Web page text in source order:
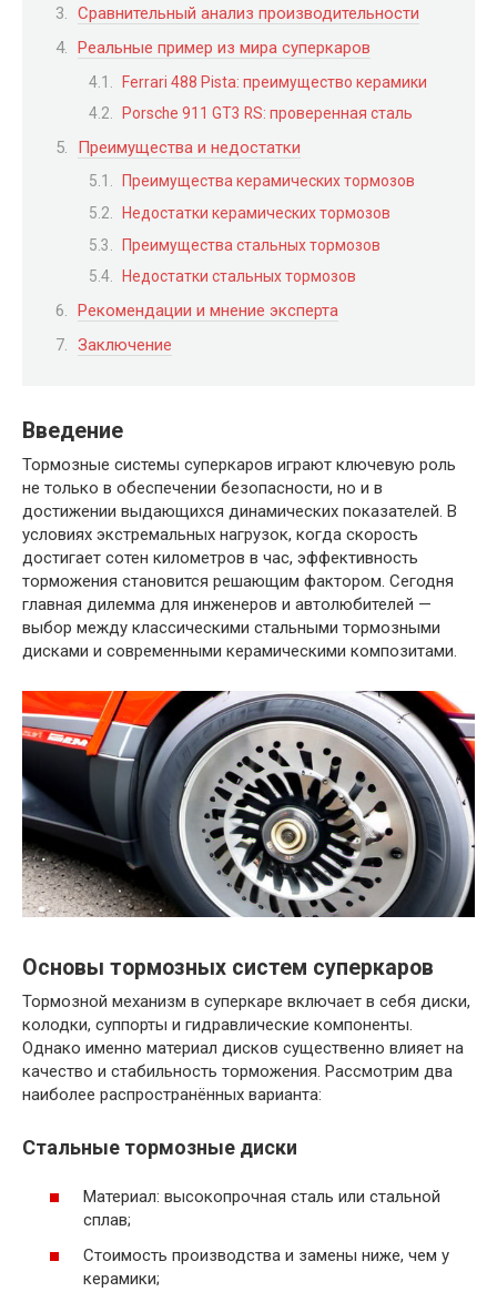
Сравнительный анализ производительности
Реальные пример из мира суперкаров
Ferrari 488 Pista: преимущество керамики
Porsche 911 GT3 RS: проверенная сталь
Преимущества и недостатки
Преимущества керамических тормозов
Недостатки керамических тормозов
Преимущества стальных тормозов
Недостатки стальных тормозов
Рекомендации и мнение эксперта
Заключение
Введение
Тормозные системы суперкаров играют ключевую роль
не только в обеспечении безопасности, но и в
достижении выдающихся динамических показателей. В
условиях экстремальных нагрузок, когда скорость
достигает сотен километров в час, эффективность
торможения становится решающим фактором. Сегодня
главная дилемма для инженеров и автолюбителей —
выбор между классическими стальными тормозными
дисками и современными керамическими композитами.
Основы тормозных систем суперкаров
Тормозной механизм в суперкаре включает в себя диски,
колодки, суппорты и гидравлические компоненты.
Однако именно материал дисков существенно влияет на
качество и стабильность торможения. Рассмотрим два
наиболее распространённых варианта:
Стальные тормозные диски
Материал: высокопрочная сталь или стальной
сплав;
Стоимость производства и замены ниже, чем у
керамики;